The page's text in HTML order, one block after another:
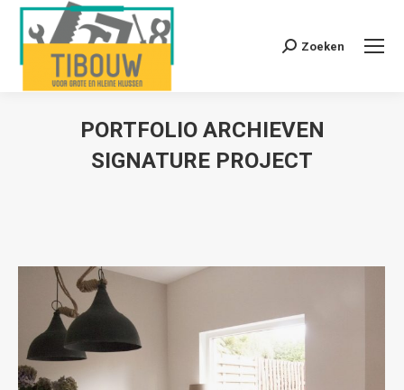
Zoeken:
Zoeken
PORTFOLIO ARCHIEVEN
SIGNATURE PROJECT